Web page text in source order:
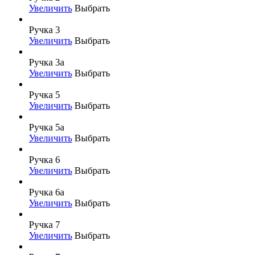
Увеличить Выбрать
Ручка 3
Увеличить Выбрать
Ручка 3а
Увеличить Выбрать
Ручка 5
Увеличить Выбрать
Ручка 5а
Увеличить Выбрать
Ручка 6
Увеличить Выбрать
Ручка 6а
Увеличить Выбрать
Ручка 7
Увеличить Выбрать